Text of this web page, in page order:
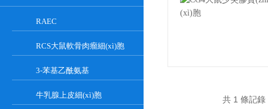
RAEC
RCS大鼠軟骨肉瘤細(xì)胞
3-苯基乙酰氨基
牛乳腺上皮細(xì)胞 共 1 條記